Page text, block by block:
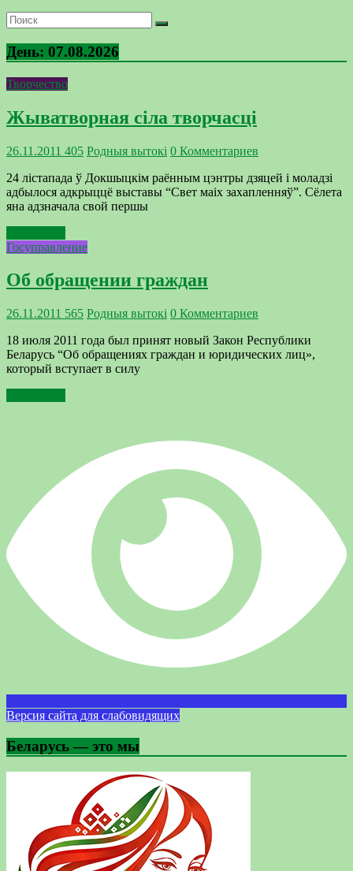
День: 07.08.2026
Творчество
Жыватворная сіла творчасці
26.11.2011 405 Родныя вытокi 0 Комментариев
24 лістапада ў Докшыцкім раённым цэнтры дзяцей і моладзі
адбылося адкрыццё выставы “Свет маіх захапленняў”. Сёлета
яна адзначала свой першы
Госуправление
Об обращении граждан
26.11.2011 565 Родныя вытокi 0 Комментариев
18 июля 2011 года был принят новый Закон Республики
Беларусь “Об обращениях граждан и юридических лиц»,
который вступает в силу
Версия сайта для слабовидящих
Беларусь — это мы